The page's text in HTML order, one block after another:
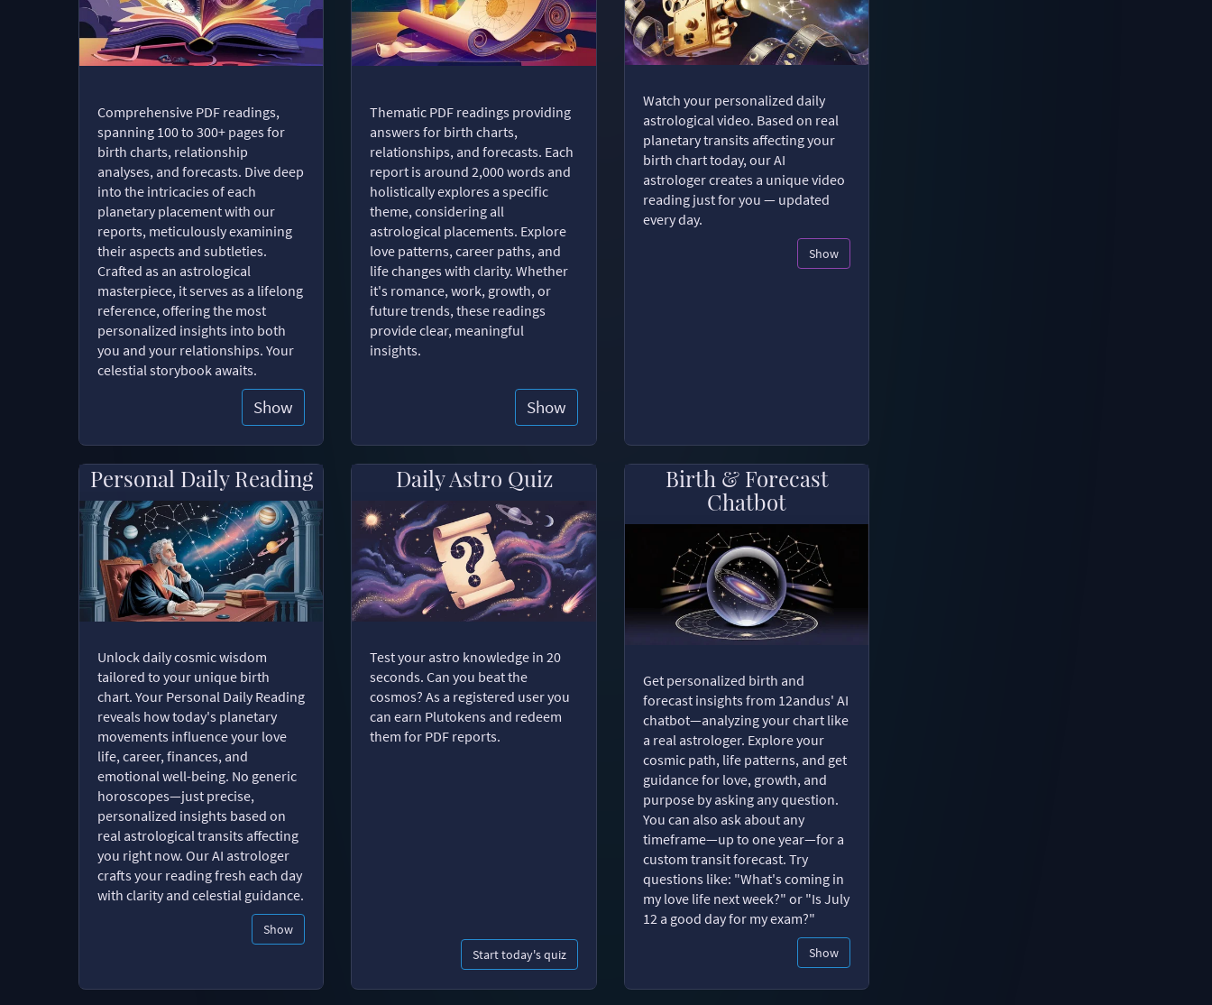
Comprehensive PDF readings,
spanning 100 to 300+ pages for
birth charts, relationship
analyses, and forecasts. Dive deep
into the intricacies of each
planetary placement with our
reports, meticulously examining
their aspects and subtleties.
Crafted as an astrological
masterpiece, it serves as a lifelong
reference, offering the most
personalized insights into both
you and your relationships. Your
celestial storybook awaits.
Show
Thematic PDF readings providing
answers for birth charts,
relationships, and forecasts. Each
report is around 2,000 words and
holistically explores a specific
theme, considering all
astrological placements. Explore
love patterns, career paths, and
life changes with clarity. Whether
it's romance, work, growth, or
future trends, these readings
provide clear, meaningful
insights.
Show
Watch your personalized daily
astrological video. Based on real
planetary transits affecting your
birth chart today, our AI
astrologer creates a unique video
reading just for you — updated
every day.
Show
Personal Daily Reading
Unlock daily cosmic wisdom
tailored to your unique birth
chart. Your Personal Daily Reading
reveals how today's planetary
movements influence your love
life, career, finances, and
emotional well-being. No generic
horoscopes—just precise,
personalized insights based on
real astrological transits affecting
you right now. Our AI astrologer
crafts your reading fresh each day
with clarity and celestial guidance.
Show
Daily Astro Quiz
Test your astro knowledge in 20
seconds. Can you beat the
cosmos? As a registered user you
can earn Plutokens and redeem
them for PDF reports.
Start today's quiz
Birth & Forecast
Chatbot
Get personalized birth and
forecast insights from 12andus' AI
chatbot—analyzing your chart like
a real astrologer. Explore your
cosmic path, life patterns, and get
guidance for love, growth, and
purpose by asking any question.
You can also ask about any
timeframe—up to one year—for a
custom transit forecast. Try
questions like: "What's coming in
my love life next week?" or "Is July
12 a good day for my exam?"
Show